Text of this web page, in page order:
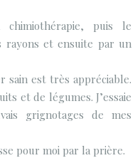
chimiothérapie, puis le
rayons et ensuite par un
sain est très appréciable.
et de légumes. J’essaie
grignotages de mes
pour moi par la prière.